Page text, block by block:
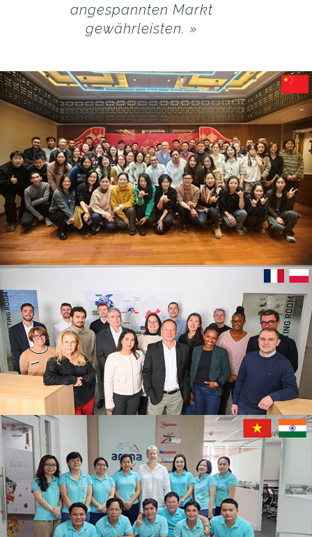
angespannten Markt
gewährleisten. »